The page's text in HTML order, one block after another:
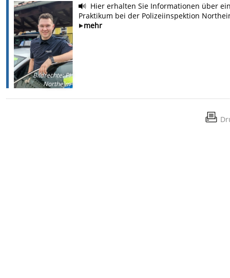
Bildrechte:PI
Northeim
Hier erhalten Sie Informationen über
Praktikum bei der Polizeiinspektion
mehr